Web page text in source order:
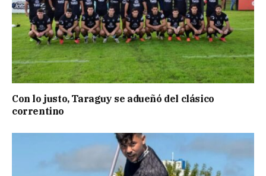
Con lo justo, Taraguy se adueñó del clásico
correntino